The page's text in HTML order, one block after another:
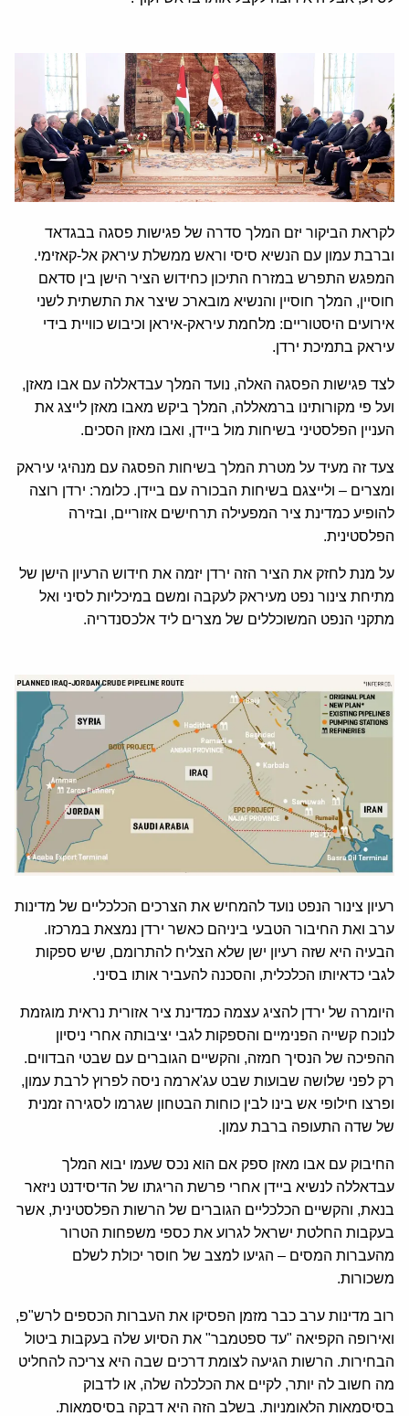
לקראת הביקור יזם המלך סדרה של פגישות פסגה בבגדאד
וברבת עמון עם הנשיא סיסי וראש ממשלת עיראק אל-קאזימי.
המפגש התפרש במזרח התיכון כחידוש הציר הישן בין סדאם
חוסיין, המלך חוסיין והנשיא מובארכ שיצר את התשתית לשני
אירועים היסטוריים: מלחמת עיראק-איראן וכיבוש כוויית בידי
עיראק בתמיכת ירדן.
לצד פגישות הפסגה האלה, נועד המלך עבדאללה עם אבו מאזן,
ועל פי מקורותינו ברמאללה, המלך ביקש מאבו מאזן לייצג את
העניין הפלסטיני בשיחות מול ביידן, ואבו מאזן הסכים.
צעד זה מעיד על מטרת המלך בשיחות הפסגה עם מנהיגי עיראק
ומצרים – ולייצגם בשיחות הבכורה עם ביידן. כלומר: ירדן רוצה
להופיע כמדינת ציר המפעילה תרחישים אזוריים, ובזירה
הפלסטינית.
על מנת לחזק את הציר הזה ירדן יזמה את חידוש הרעיון הישן של
מתיחת צינור נפט מעיראק לעקבה ומשם במיכליות לסיני ואל
מתקני הנפט המשוכללים של מצרים ליד אלכסנדריה.
רעיון צינור הנפט נועד להמחיש את הצרכים הכלכליים של מדינות
ערב ואת החיבור הטבעי ביניהם כאשר ירדן נמצאת במרכזו.
הבעיה היא שזה רעיון ישן שלא הצליח להתרומם, שיש ספקות
לגבי כדאיותו הכלכלית, והסכנה להעביר אותו בסיני.
היומרה של ירדן להציג עצמה כמדינת ציר אזורית נראית מוגזמת
לנוכח קשייה הפנימיים והספקות לגבי יציבותה אחרי ניסיון
ההפיכה של הנסיך חמזה, והקשיים הגוברים עם שבטי הבדווים.
רק לפני שלושה שבועות שבט עג'ארמה ניסה לפרוץ לרבת עמון,
ופרצו חילופי אש בינו לבין כוחות הבטחון שגרמו לסגירה זמנית
של שדה התעופה ברבת עמון.
החיבוק עם אבו מאזן ספק אם הוא נכס שעמו יבוא המלך
עבדאללה לנשיא ביידן אחרי פרשת הריגתו של הדיסידנט ניזאר
בנאת, והקשיים הכלכליים הגוברים של הרשות הפלסטינית, אשר
בעקבות החלטת ישראל לגרוע את כספי משפחות הטרור
מהעברות המסים – הגיעו למצב של חוסר יכולת לשלם
משכורות.
רוב מדינות ערב כבר מזמן הפסיקו את העברות הכספים לרש"פ,
ואירופה הקפיאה "עד ספטמבר" את הסיוע שלה בעקבות ביטול
הבחירות. הרשות הגיעה לצומת דרכים שבה היא צריכה להחליט
מה חשוב לה יותר, לקיים את הכלכלה שלה, או לדבוק
בסיסמאות הלאומניות. בשלב הזה היא דבקה בסיסמאות.